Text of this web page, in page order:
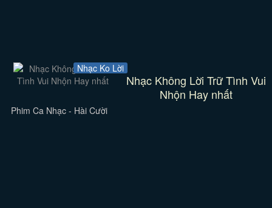
Nhạc Ko Lời
Nhạc Không Lời Trữ Tình Vui
Nhộn Hay nhất
Phim Ca Nhạc - Hài Cười